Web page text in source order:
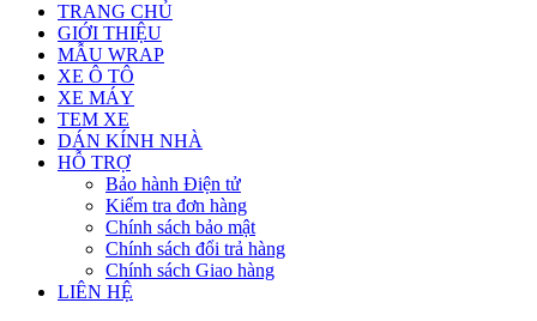
TRANG CHỦ
GIỚI THIỆU
MẪU WRAP
XE Ô TÔ
XE MÁY
TEM XE
DÁN KÍNH NHÀ
HỖ TRỢ
Bảo hành Điện tử
Kiểm tra đơn hàng
Chính sách bảo mật
Chính sách đổi trả hàng
Chính sách Giao hàng
LIÊN HỆ